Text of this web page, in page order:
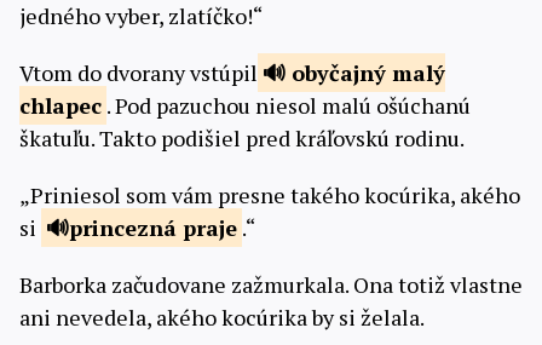
jedného vyber, zlatíčko!“
Vtom do dvorany vstúpil
obyčajný malý
chlapec . Pod pazuchou niesol malú ošúchanú
škatuľu. Takto podišiel pred kráľovskú rodinu.
„Priniesol som vám presne takého kocúrika, akého
si
princezná praje .“
Barborka začudovane zažmurkala. Ona totiž vlastne
ani nevedela, akého kocúrika by si želala.